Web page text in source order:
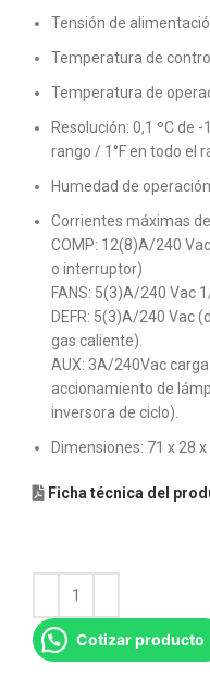
Tensión de
Temperatura de
Temperatura de
Resolución: 0,1 ºC de
rango / 1°F en todo el
Humedad de
Corrientes máximas
COMP: 12(8)A/240
o interruptor)
FANS: 5(3)A/240 Vac
DEFR: 5(3)A/240 Vac
gas caliente).
AUX: 3A/240Vac
accionamiento de
inversora de ciclo).
Dimensiones: 71 x 28
Ficha técnica del
Cotizar producto